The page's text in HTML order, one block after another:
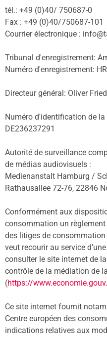
tél.: +49 (0)40/ 750687-0
Fax : +49 (0)40/750687-101
Courrier électronique :
Tribunal d'enregistrement:
Numéro d'enregistrement:
Directeur général: Oliver
Numéro d'identification de
DE236237291
Autorité de surveillance
de médias audiovisuels :
Medienanstalt Hamburg /
Rathausallee 72-76, 22846
Conformément aux
consommation un
des litiges de
veut recourir au service
consulter le site internet de
contrôle de la médiation de
(https://
Ce site internet fournit
Centre européen des
indications relatives aux